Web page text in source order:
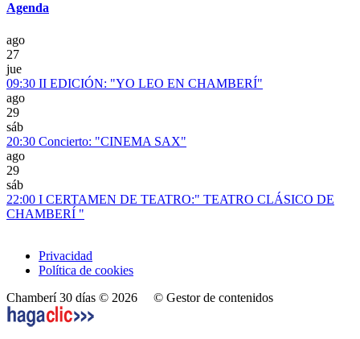
Agenda
ago
27
jue
09:30 II EDICIÓN: "YO LEO EN CHAMBERÍ"
ago
29
sáb
20:30 Concierto: "CINEMA SAX"
ago
29
sáb
22:00 I CERTAMEN DE TEATRO:" TEATRO CLÁSICO DE
CHAMBERÍ "
Privacidad
Política de cookies
Chamberí 30 días © 2026 © Gestor de contenidos